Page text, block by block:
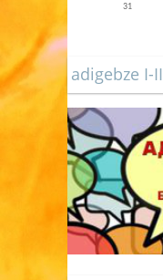
31
adigebze I-II